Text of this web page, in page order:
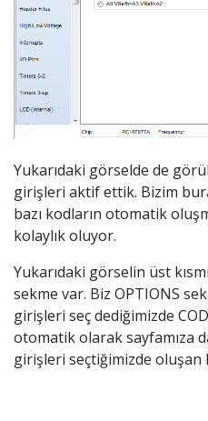
Yukarıdaki görselde de
girişleri aktif ettik. Bizim
bazı kodların otomatik
kolaylık oluyor.
Yukarıdaki görselin üst
sekme var. Biz OPTIONS
girişleri seç dediğimizde
otomatik olarak sayfamıza
girişleri seçtiğimizde oluşan